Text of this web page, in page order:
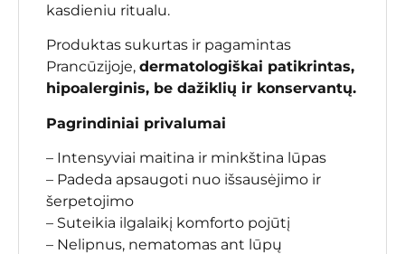
kasdieniu ritualu.
Produktas sukurtas ir pagamintas
Prancūzijoje, dermatologiškai patikrintas,
hipoalerginis, be dažiklių ir konservantų.
Pagrindiniai privalumai
– Intensyviai maitina ir minkština lūpas
– Padeda apsaugoti nuo išsausėjimo ir
šerpetojimo
– Suteikia ilgalaikį komforto pojūtį
– Nelipnus, nematomas ant lūpų